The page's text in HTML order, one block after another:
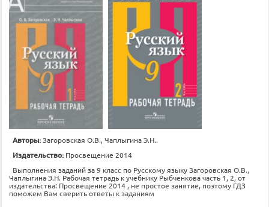
Авторы:Загоровская О.В., Чаплыгина Э.Н..
Издательство: Просвещение 2014
Выполнения заданий за 9 класс по Русскому языку Загоровская О.В.,
Чаплыгина Э.Н. Рабочая тетрадь к учебнику Рыбченкова часть 1, 2, от
издательства: Просвещение 2014 , не простое занятие, поэтому ГДЗ
поможем Вам сверить ответы к заданиям